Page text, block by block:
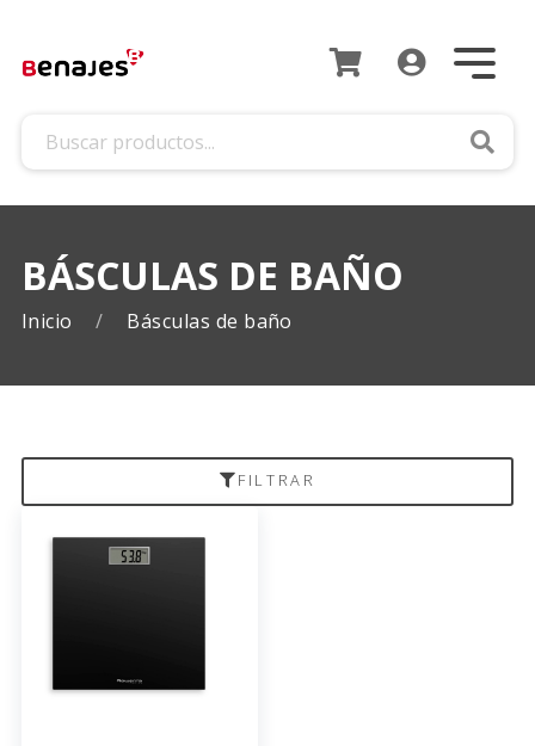
BÁSCULAS DE BAÑO
Inicio Básculas de baño
FILTRAR